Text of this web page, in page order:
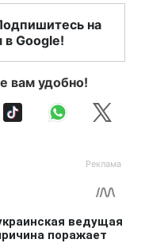
на
в Google!
вам удобно!